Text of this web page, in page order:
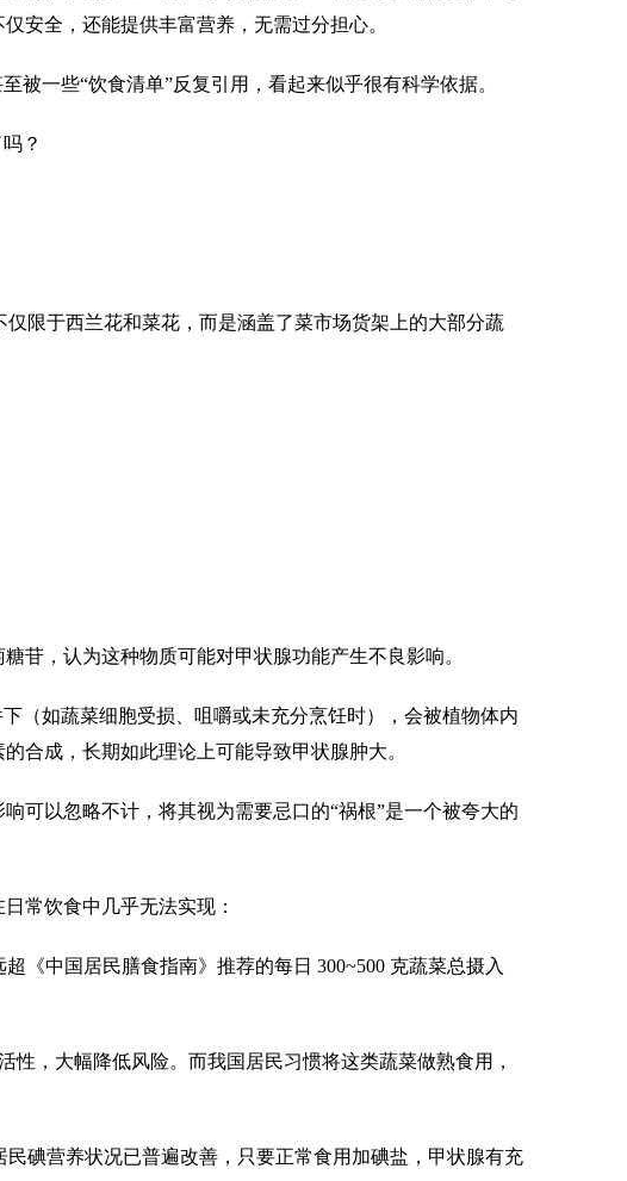
安全，还能提供丰富营养，无需过分担心。
一些“饮食清单”反复引用，看起来似乎很有科学依据。
？
限于西兰花和菜花，而是涵盖了菜市场货架上的大部分蔬
，认为这种物质可能对甲状腺功能产生不良影响。
如蔬菜细胞受损、咀嚼或未充分烹饪时），会被植物体内
合成，长期如此理论上可能导致甲状腺肿大。
以忽略不计，将其视为需要忌口的“祸根”是一个被夸大的
常饮食中几乎无法实现：
中国居民膳食指南》推荐的每日 300~500 克蔬菜总摄入
，大幅降低风险。而我国居民习惯将这类蔬菜做熟食用，
碘营养状况已普遍改善，只要正常食用加碘盐，甲状腺有充